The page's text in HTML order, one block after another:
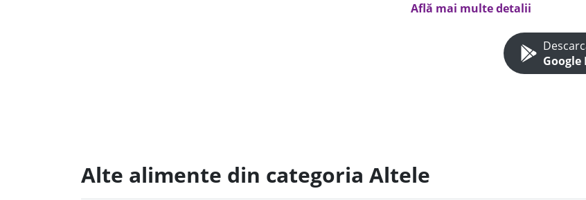
Află mai multe detalii
Google
Alte alimente din categoria Altele